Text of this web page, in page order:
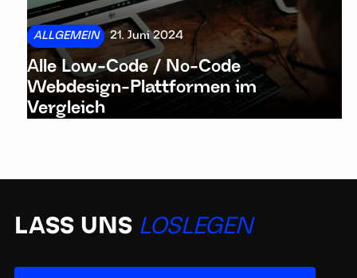
ALLGEMEIN 21. Juni 2024
Alle Low-Code / No-Code
Webdesign-Plattformen im
Vergleich
LASS UNS LOSLEGEN